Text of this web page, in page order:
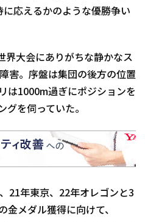
応えるかのような優勝争い
界大会にありがちな静かなス
害。序盤は集団の後方の位置
は1000m過ぎにポジションを
グを伺っていた。
21年東京、22年オレゴンと3
金メダル獲得に向けて、